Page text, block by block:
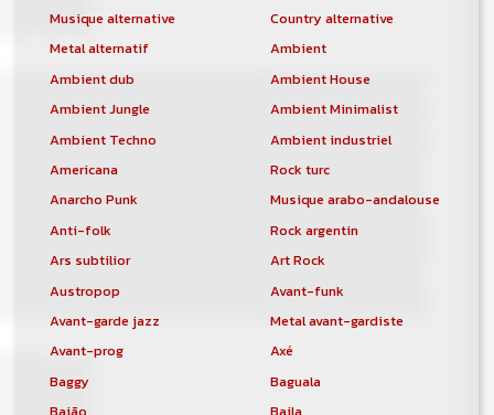
Musique alternative
Country alternative
Metal alternatif
Ambient
Ambient dub
Ambient House
Ambient Jungle
Ambient Minimalist
Ambient Techno
Ambient industriel
Americana
Rock turc
Anarcho Punk
Musique arabo-andalouse
Anti-folk
Rock argentin
Ars subtilior
Art Rock
Austropop
Avant-funk
Avant-garde jazz
Metal avant-gardiste
Avant-prog
Axé
Baggy
Baguala